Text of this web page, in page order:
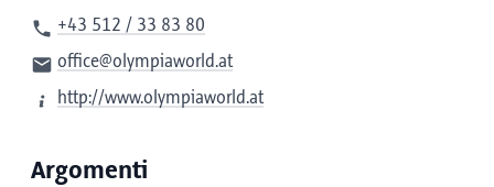
+43 512 / 33 83 80
office@olympiaworld.at
http://www.olympiaworld.at
Argomenti